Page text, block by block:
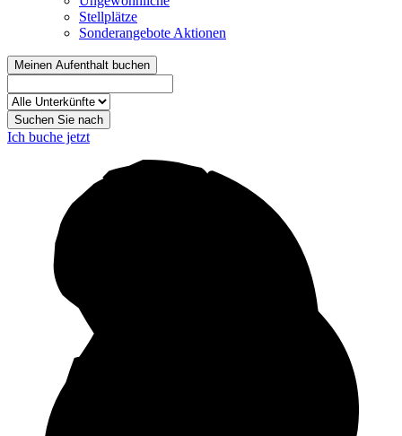
Stellplätze
Sonderangebote Aktionen
Meinen Aufenthalt buchen
Suchen Sie nach
Ich buche jetzt